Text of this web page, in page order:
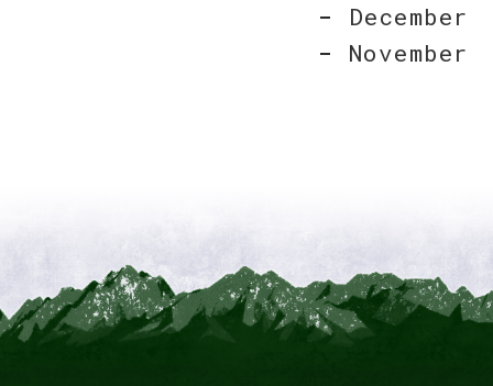
December
November